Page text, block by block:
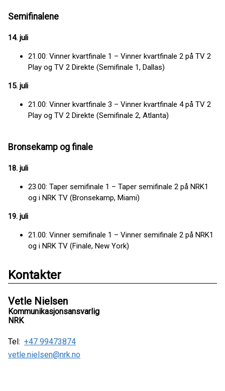
Semifinalene
14. juli
21.00: Vinner kvartfinale 1 – Vinner kvartfinale 2 på TV 2
Play og TV 2 Direkte (Semifinale 1, Dallas)
15. juli
21.00: Vinner kvartfinale 3 – Vinner kvartfinale 4 på TV 2
Play og TV 2 Direkte (Semifinale 2, Atlanta)
Bronsekamp og finale
18. juli
23.00: Taper semifinale 1 – Taper semifinale 2 på NRK1
og i NRK TV (Bronsekamp, Miami)
19. juli
21.00: Vinner semifinale 1 – Vinner semifinale 2 på NRK1
og i NRK TV (Finale, New York)
Kontakter
Vetle Nielsen
Kommunikasjonsansvarlig
NRK
Tel: +47 99473874
vetle.nielsen@nrk.no